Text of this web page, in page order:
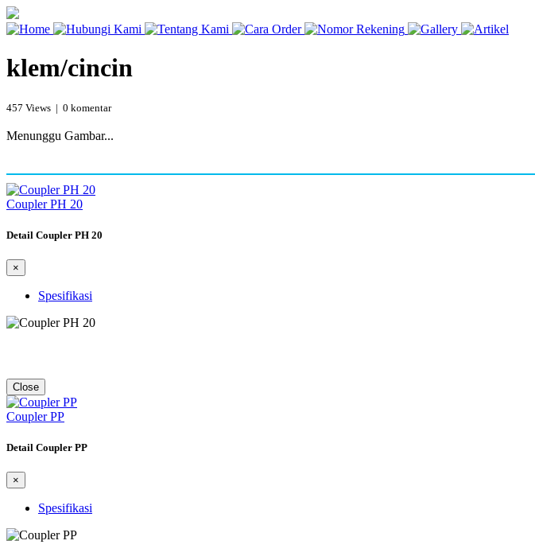
klem/cincin
457 Views | 0 komentar
Menunggu Gambar...
Coupler PH 20
Detail Coupler PH 20
×
Spesifikasi
Close
Coupler PP
Detail Coupler PP
×
Spesifikasi